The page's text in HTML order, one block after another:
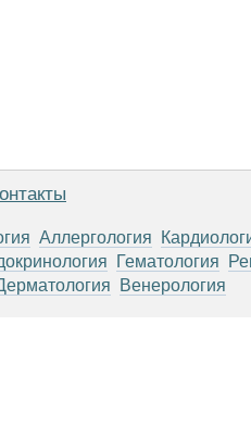
Аллергология
Гематология
Венерология